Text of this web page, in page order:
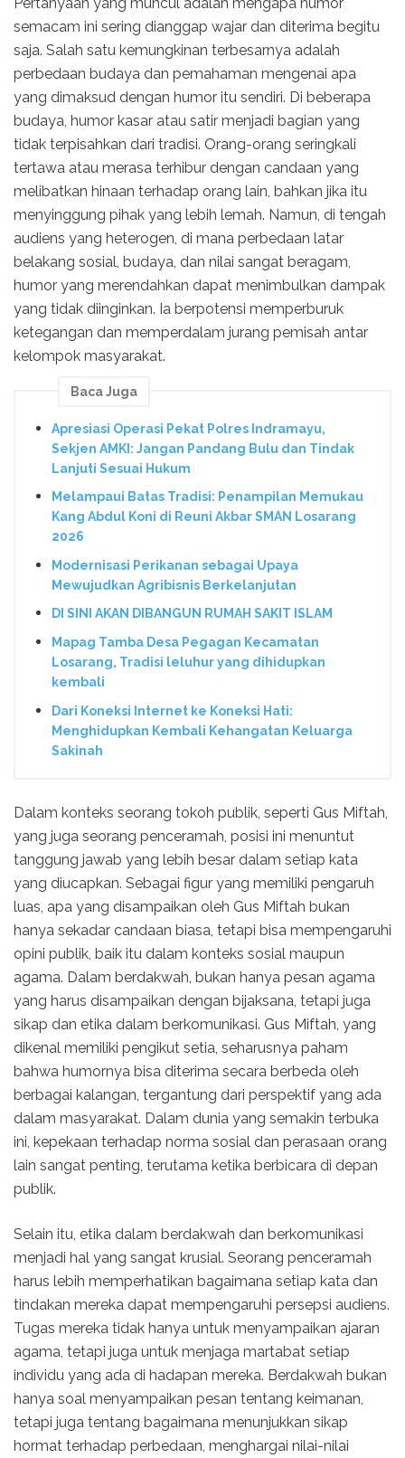
semacam ini sering dianggap wajar dan diterima begitu
saja. Salah satu kemungkinan terbesarnya adalah
perbedaan budaya dan pemahaman mengenai apa
yang dimaksud dengan humor itu sendiri. Di beberapa
budaya, humor kasar atau satir menjadi bagian yang
tidak terpisahkan dari tradisi. Orang-orang seringkali
tertawa atau merasa terhibur dengan candaan yang
melibatkan hinaan terhadap orang lain, bahkan jika itu
menyinggung pihak yang lebih lemah. Namun, di tengah
audiens yang heterogen, di mana perbedaan latar
belakang sosial, budaya, dan nilai sangat beragam,
humor yang merendahkan dapat menimbulkan dampak
yang tidak diinginkan. Ia berpotensi memperburuk
ketegangan dan memperdalam jurang pemisah antar
kelompok masyarakat.
Baca Juga
Apresiasi Operasi Pekat Polres Indramayu,
Sekjen AMKI: Jangan Pandang Bulu dan Tindak
Lanjuti Sesuai Hukum
Melampaui Batas Tradisi: Penampilan Memukau
Kang Abdul Koni di Reuni Akbar SMAN Losarang
2026
Modernisasi Perikanan sebagai Upaya
Mewujudkan Agribisnis Berkelanjutan
DI SINI AKAN DIBANGUN RUMAH SAKIT ISLAM
Mapag Tamba Desa Pegagan Kecamatan
Losarang, Tradisi leluhur yang dihidupkan
kembali
Dari Koneksi Internet ke Koneksi Hati:
Menghidupkan Kembali Kehangatan Keluarga
Sakinah
Dalam konteks seorang tokoh publik, seperti Gus Miftah,
yang juga seorang penceramah, posisi ini menuntut
tanggung jawab yang lebih besar dalam setiap kata
yang diucapkan. Sebagai figur yang memiliki pengaruh
luas, apa yang disampaikan oleh Gus Miftah bukan
hanya sekadar candaan biasa, tetapi bisa mempengaruhi
opini publik, baik itu dalam konteks sosial maupun
agama. Dalam berdakwah, bukan hanya pesan agama
yang harus disampaikan dengan bijaksana, tetapi juga
sikap dan etika dalam berkomunikasi. Gus Miftah, yang
dikenal memiliki pengikut setia, seharusnya paham
bahwa humornya bisa diterima secara berbeda oleh
berbagai kalangan, tergantung dari perspektif yang ada
dalam masyarakat. Dalam dunia yang semakin terbuka
ini, kepekaan terhadap norma sosial dan perasaan orang
lain sangat penting, terutama ketika berbicara di depan
publik.
Selain itu, etika dalam berdakwah dan berkomunikasi
menjadi hal yang sangat krusial. Seorang penceramah
harus lebih memperhatikan bagaimana setiap kata dan
tindakan mereka dapat mempengaruhi persepsi audiens.
Tugas mereka tidak hanya untuk menyampaikan ajaran
agama, tetapi juga untuk menjaga martabat setiap
individu yang ada di hadapan mereka. Berdakwah bukan
hanya soal menyampaikan pesan tentang keimanan,
tetapi juga tentang bagaimana menunjukkan sikap
hormat terhadap perbedaan, menghargai nilai-nilai